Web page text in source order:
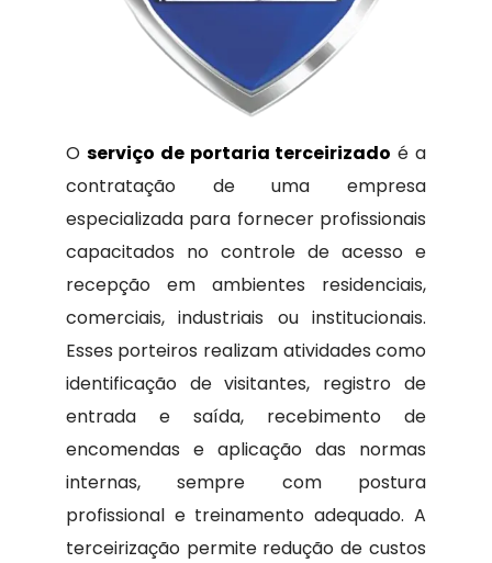
O serviço de portaria terceirizado é a
contratação de uma empresa
especializada para fornecer profissionais
capacitados no controle de acesso e
recepção em ambientes residenciais,
comerciais, industriais ou institucionais.
Esses porteiros realizam atividades como
identificação de visitantes, registro de
entrada e saída, recebimento de
encomendas e aplicação das normas
internas, sempre com postura
profissional e treinamento adequado. A
terceirização permite redução de custos